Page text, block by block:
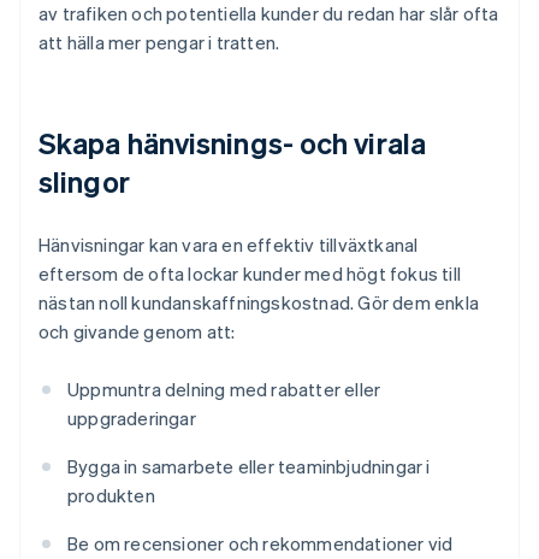
av trafiken och potentiella kunder du redan har slår ofta
att hälla mer pengar i tratten.
Skapa hänvisnings- och virala
slingor
Hänvisningar kan vara en effektiv tillväxtkanal
eftersom de ofta lockar kunder med högt fokus till
nästan noll kundanskaffningskostnad. Gör dem enkla
och givande genom att:
Uppmuntra delning med rabatter eller
uppgraderingar
Bygga in samarbete eller teaminbjudningar i
produkten
Be om recensioner och rekommendationer vid